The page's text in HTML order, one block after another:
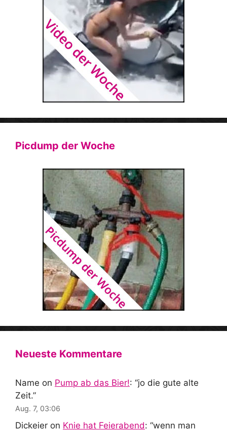
Picdump der Woche
Neueste Kommentare
Name on Pump ab das Bier!: “jo die gute alte
Zeit.”
Aug. 7, 03:06
Dickeier on Knie hat Feierabend: “wenn man